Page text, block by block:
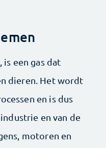
, is een gas dat
dieren. Het wordt
en is dus
en van de
motoren en